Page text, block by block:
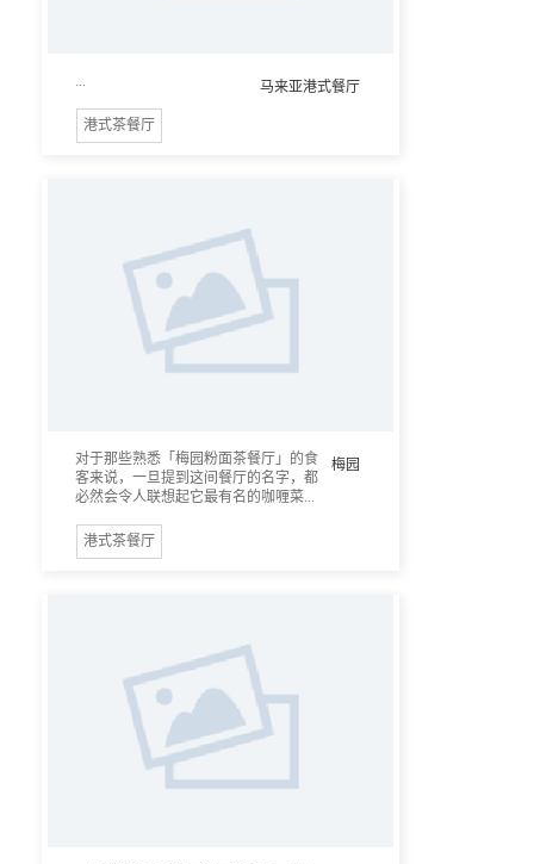
马来亚港式餐厅
港式茶餐厅
梅园
对于那些熟悉「梅园粉面茶餐厅」的食
客来说，一旦提到这间餐厅的名字，都
必然会令人联想起它最有名的咖喱菜...
港式茶餐厅